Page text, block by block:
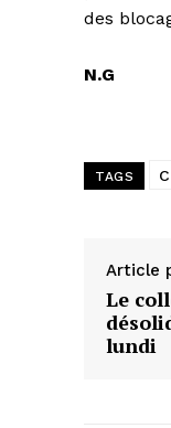
des
N.G
TAGS
Article
Le
lundi